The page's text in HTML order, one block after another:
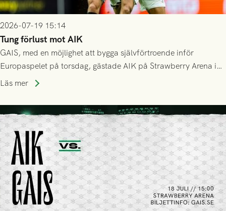
2026-07-19 15:14
Tung förlust mot AIK
GAIS, med en möjlighet att bygga självförtroende inför
Europaspelet på torsdag, gästade AIK på Strawberry Arena i
Stockholm . Men trots konstant hotande i första halvlek av
lyckades få in 2-0.
Läs mer